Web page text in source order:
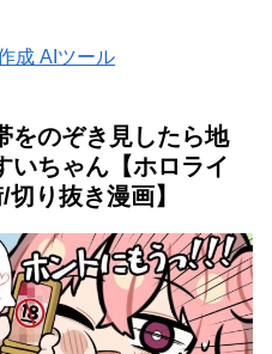
成 AIツール
をのぞき見したら地
いちゃん【ホロライ
り抜き漫画】